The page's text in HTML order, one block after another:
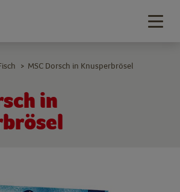
in
> MSC Dorsch in Knusperbrösel